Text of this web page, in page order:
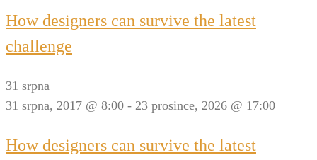
How designers can survive the latest
challenge
31 srpna
31 srpna, 2017 @ 8:00 - 23 prosince, 2026 @ 17:00
How designers can survive the latest